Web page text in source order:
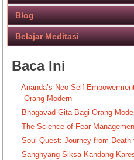
Blog
Belajar Meditasi
Baca Ini
Ananda’s Neo Self
Orang Modern
Bhagavad Gita Bagi Orang
The Science of Fear
Soul Quest: Journey from
Sanghyang Siksa Kandang